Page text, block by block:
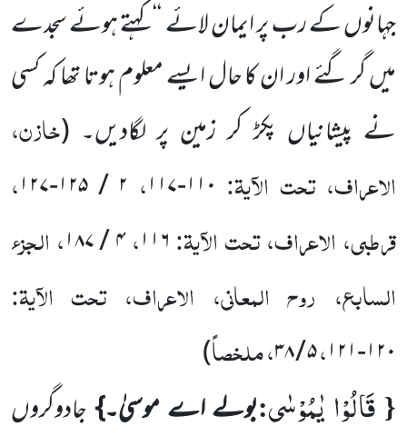
جہانوں کے رب پر ایمان لائے‘‘ کہتے ہوئے سجدے
میں گر گئے اور ان کا حال ایسے معلوم ہوتا تھا کہ کسی
نے پیشانیاں پکڑ کر زمین پر لگادیں۔ (خازن،
الاعراف، تحت الآیۃ: ۱۱۰-۱۱۷، ۲ / ۱۲۵-۱۲۷،
قرطبی، الاعراف، تحت الآیۃ:۱۱۶،۴/۱۸۷، الجزء
السابع، روح المعانی، الاعراف، تحت الآیۃ:
۱۲۰-۱۲۱،۵/۳۸، ملخصاً)
{ قَالُوْا یٰمُوْسٰى:بولے اے موسیٰ۔} جادوگروں